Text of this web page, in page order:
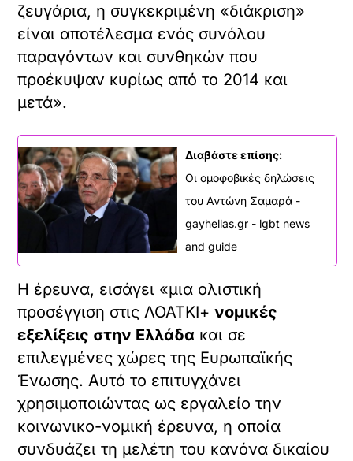
ζευγάρια, η συγκεκριμένη «διάκριση»
είναι αποτέλεσμα ενός συνόλου
παραγόντων και συνθηκών που
προέκυψαν κυρίως από το 2014 και
μετά».
Διαβάστε επίσης:
Οι ομοφοβικές δηλώσεις
του Αντώνη Σαμαρά -
gayhellas.gr - lgbt news
and guide
Η έρευνα, εισάγει «μια ολιστική
προσέγγιση στις ΛΟΑΤΚΙ+νομικές
εξελίξεις στην Ελλάδα και σε
επιλεγμένες χώρες της Ευρωπαϊκής
Ένωσης. Αυτό το επιτυγχάνει
χρησιμοποιώντας ως εργαλείο την
κοινωνικο-νομική έρευνα, η οποία
συνδυάζει τη μελέτη του κανόνα δικαίου